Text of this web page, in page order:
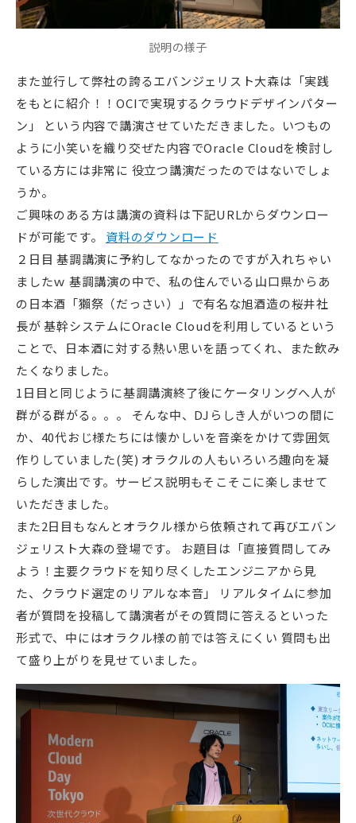
説明の様子
また並行して弊社の誇るエバンジェリスト大森は「実践
をもとに紹介！！OCIで実現するクラウドデザインパター
ン」 という内容で講演させていただきました。いつもの
ように小笑いを織り交ぜた内容でOracle Cloudを検討し
ている方には非常に 役立つ講演だったのではないでしょ
うか。
ご興味のある方は講演の資料は下記URLからダウンロー
ドが可能です。 資料のダウンロード
２日目 基調講演に予約してなかったのですが入れちゃい
ましたｗ 基調講演の中で、私の住んでいる山口県からあ
の日本酒「獺祭（だっさい）」で有名な旭酒造の桜井社
長が 基幹システムにOracle Cloudを利用しているという
ことで、日本酒に対する熱い思いを語ってくれ、また飲み
たくなりました。
1日目と同じように基調講演終了後にケータリングへ人が
群がる群がる。。。 そんな中、DJらしき人がいつの間に
か、40代おじ様たちには懐かしいを音楽をかけて雰囲気
作りしていました(笑) オラクルの人もいろいろ趣向を凝
らした演出です。サービス説明もそこそこに楽しませて
いただきました。
また2日目もなんとオラクル様から依頼されて再びエバン
ジェリスト大森の登場です。 お題目は「直接質問してみ
よう！主要クラウドを知り尽くしたエンジニアから見
た、クラウド選定のリアルな本音」 リアルタイムに参加
者が質問を投稿して講演者がその質問に答えるといった
形式で、中にはオラクル様の前では答えにくい 質問も出
て盛り上がりを見せていました。